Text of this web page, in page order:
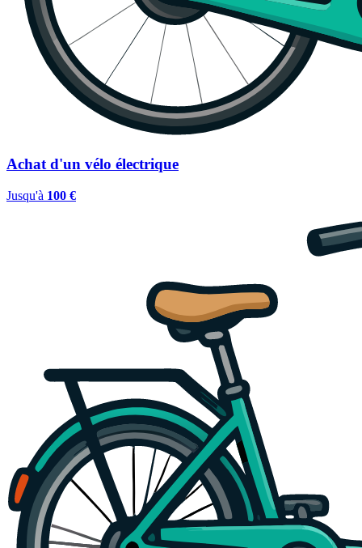
Achat d'un vélo électrique
Jusqu'à 100 €